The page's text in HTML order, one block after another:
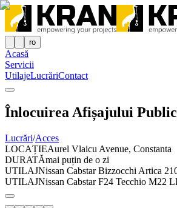
ro
Acasă
Servicii
UtilajeLucrăriContact
Înlocuirea Afișajului
Lucrări/Acces
LOCAȚIEAurel Vlaicu Avenue, Constanta
DURATĂmai puțin de o zi
UTILAJNissan Cabstar Bizzocchi Artica
UTILAJNissan Cabstar F24 Tecchio M22